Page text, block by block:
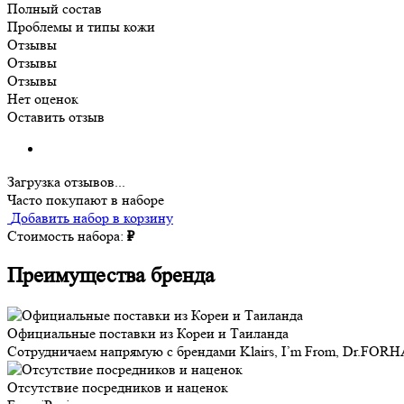
Полный состав
Проблемы и типы кожи
Отзывы
Отзывы
Отзывы
Нет оценок
Оставить отзыв
Загрузка отзывов...
Часто покупают в наборе
Добавить набор в корзину
Стоимость набора: ₽
Преимущества бренда
Официальные поставки из Кореи и Таиланда
Сотрудничаем напрямую с брендами Klairs, I’m From,
Отсутствие посредников и наценок